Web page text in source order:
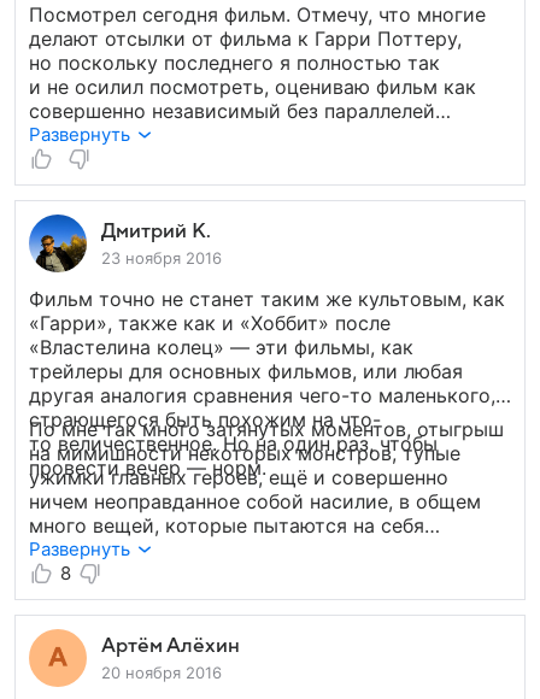
Посмотрел сегодня фильм. Отмечу, что многие
делают отсылки от фильма к Гарри Поттеру,
но поскольку последнего я полностью так
и не осилил посмотреть, оцениваю фильм как
совершенно независимый без параллелей
с другими картинами. Понравилось. Просто
понравилось. Необычный фильм, хорошо
подобранные актеры. Интересная идея, красивые
спецэффекты, атмосфера старого Нью-Йорка.
Но в то же время к повторному пересмотру
вернусь не скоро, и вот почему: несколько
затянут сюжет, 2.1 часа достаточно много
на такой сюжет. Начало и середина выше всяких
похвал, но конец затянут. Так и хочется вырезать
«общение, любовь и стандартные клише»
и заменить каким-нибудь монстром. В общем я
не жалею, что сходил в кино, но осадок остался.
Еще бы доработать фильм, было бы 10 из 10.
Развернуть
Дмитрий К.
23 ноября 2016
Фильм точно не станет таким же культовым, как
«Гарри», также как и «Хоббит» после
«Властелина колец» — эти фильмы, как
трейлеры для основных фильмов, или любая
другая аналогия сравнения чего-то маленького,
страющегося быть похожим на что-
то величественное. Но на один раз, чтобы
провести вечер — норм.
По мне так много затянутых моментов, отыгрыш
на мимишности некоторых монстров, тупые
ужимки главных героев, ещё и совершенно
ничем неоправданное собой насилие, в общем
много вещей, которые пытаются на себя
оттянуть внимание от по сути довольно-таки
очень очень среднего сюжета. Понравились
барышня с пекарем. Вот, но в общем ми не лайк.
5/10.
Развернуть
8
Артём Алёхин
20 ноября 2016